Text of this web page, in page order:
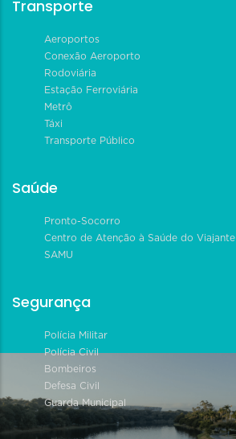
Transporte
Aeroportos
Conexão Aeroporto
Rodoviária
Estação Ferroviária
Metrô
Táxi
Transporte Público
Saúde
Pronto-Socorro
Centro de Atenção à Saúde do Viajante
SAMU
Segurança
Polícia Militar
Polícia Civil
Bombeiros
Defesa Civil
Guarda Municipal